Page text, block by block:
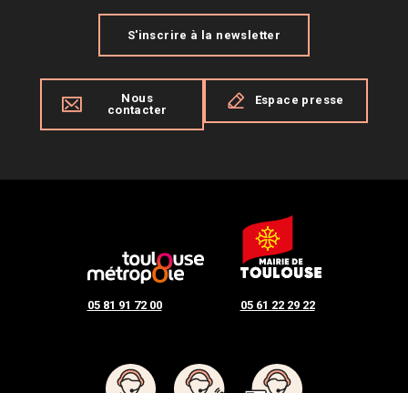
05 81 91 72 00 05 61 22 29 22
S'inscrire à la newsletter
Nous
contacter
Espace presse